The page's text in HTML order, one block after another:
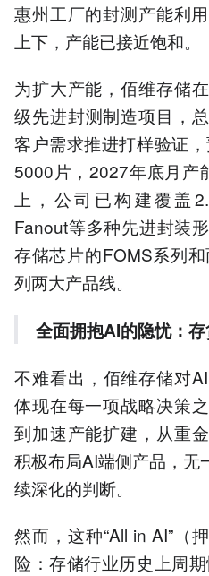
惠州工厂的封测产能利
上下，产能已接近饱和。
为扩大产能，佰维存储
级先进封测制造项目，
客户需求推进打样验证
5000片，2027年底月产
上，公司已构建覆盖
Fanout等多种先进封装
存储芯片的FOMS系列
列两大产品线。
全面拥抱AI的隐忧：
不难看出，佰维存储对
体现在每一项战略决策
到加速产能扩建，从重
积极布局AI端侧产品，无
续深化的判断。
然而，这种“All in AI”（
险：存储行业历史上周